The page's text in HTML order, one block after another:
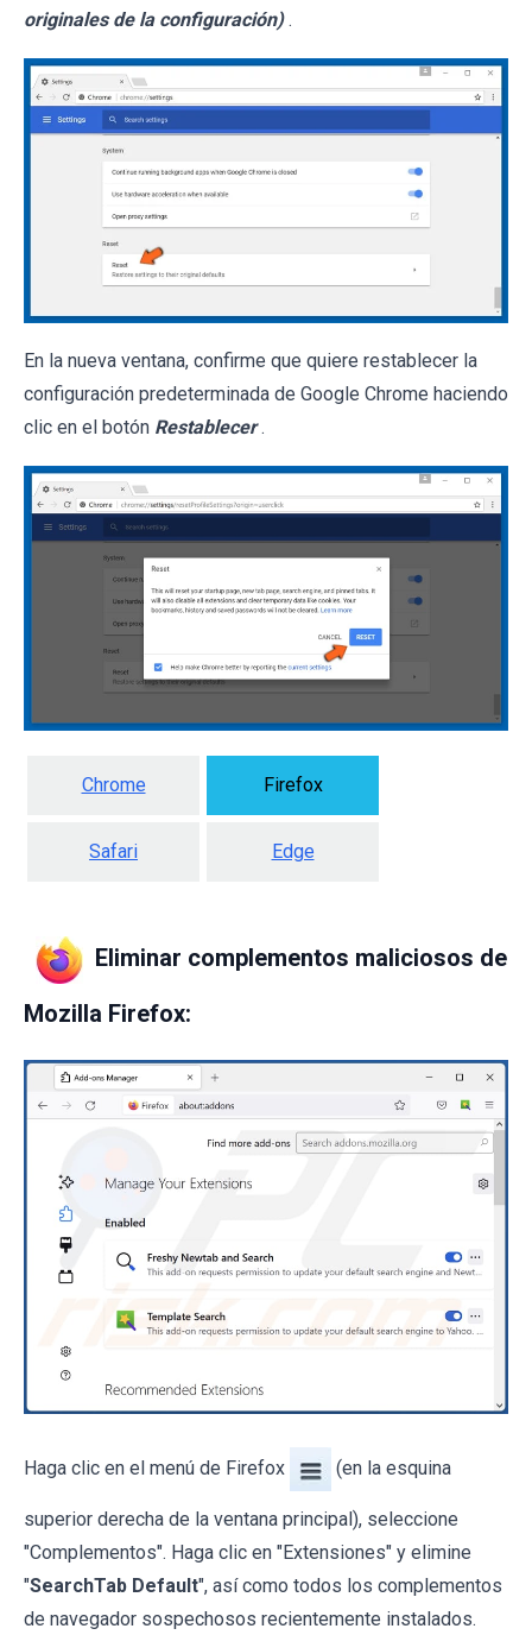
originales de la configuración) .
En la nueva ventana, confirme que quiere restablecer la
configuración predeterminada de Google Chrome haciendo
clic en el botón Restablecer .
Chrome Firefox
Safari Edge
Eliminar complementos maliciosos de
Mozilla Firefox:
Haga clic en el menú de Firefox (en la esquina
superior derecha de la ventana principal), seleccione
"Complementos". Haga clic en "Extensiones" y elimine
"SearchTab Default", así como todos los complementos
de navegador sospechosos recientemente instalados.